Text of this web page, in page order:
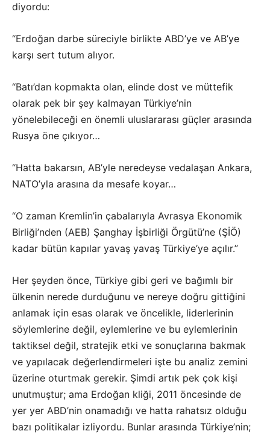
diyordu:
“Erdoğan darbe süreciyle birlikte ABD’ye ve AB’ye
karşı sert tutum alıyor.
“Batı’dan kopmakta olan, elinde dost ve müttefik
olarak pek bir şey kalmayan Türkiye’nin
yönelebileceği en önemli uluslararası güçler arasında
Rusya öne çıkıyor…
“Hatta bakarsın, AB’yle neredeyse vedalaşan Ankara,
NATO’yla arasına da mesafe koyar…
“O zaman Kremlin’in çabalarıyla Avrasya Ekonomik
Birliği’nden (AEB) Şanghay İşbirliği Örgütü’ne (ŞİÖ)
kadar bütün kapılar yavaş yavaş Türkiye’ye açılır.”
Her şeyden önce, Türkiye gibi geri ve bağımlı bir
ülkenin nerede durduğunu ve nereye doğru gittiğini
anlamak için esas olarak ve öncelikle, liderlerinin
söylemlerine değil, eylemlerine ve bu eylemlerinin
taktiksel değil, stratejik etki ve sonuçlarına bakmak
ve yapılacak değerlendirmeleri işte bu analiz zemini
üzerine oturtmak gerekir. Şimdi artık pek çok kişi
unutmuştur; ama Erdoğan kliği, 2011 öncesinde de
yer yer ABD’nin onamadığı ve hatta rahatsız olduğu
bazı politikalar izliyordu. Bunlar arasında Türkiye’nin;